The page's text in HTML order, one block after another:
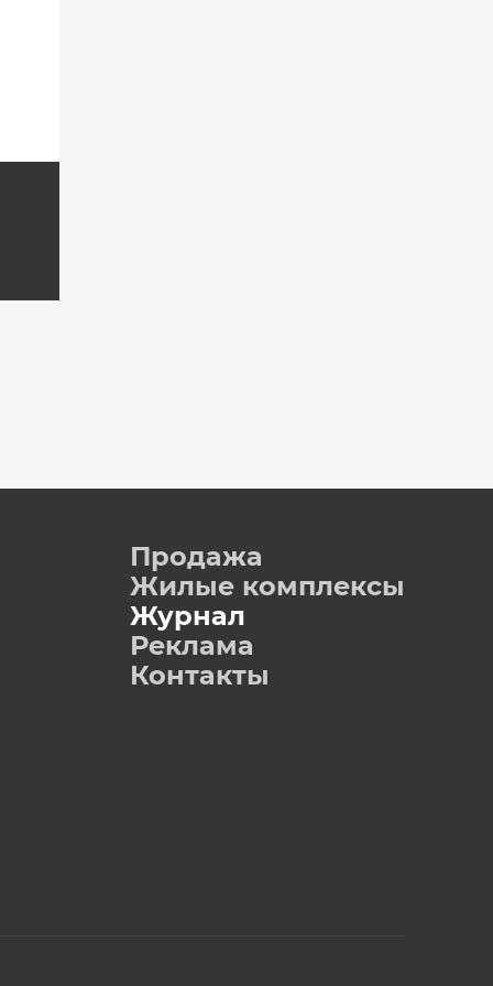
Продажа
Жилые комплексы
Журнал
Реклама
Контакты